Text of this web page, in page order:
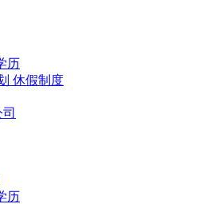
历
休假制度
历